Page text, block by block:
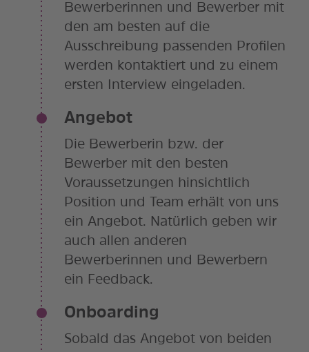
Bewerberinnen und Bewerber mit
den am besten auf die
Ausschreibung passenden Profilen
werden kontaktiert und zu einem
ersten Interview eingeladen.
Angebot
Die Bewerberin bzw. der
Bewerber mit den besten
Voraussetzungen hinsichtlich
Position und Team erhält von uns
ein Angebot. Natürlich geben wir
auch allen anderen
Bewerberinnen und Bewerbern
ein Feedback.
Onboarding
Sobald das Angebot von beiden